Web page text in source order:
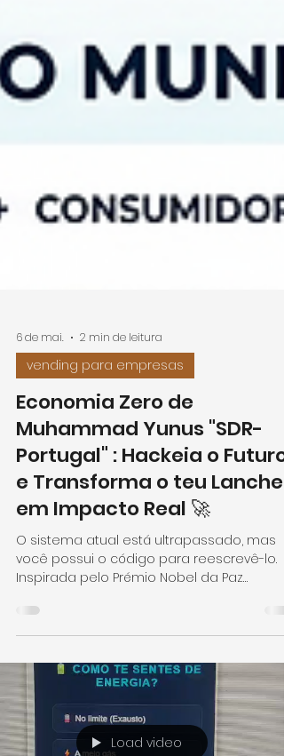
6 de mai. 2 min de leitura
vending para empresas
Economia Zero de
Muhammad Yunus "SDR-
Portugal" : Hackeia o Futuro
e Transforma o teu Lanche
em Impacto Real 🚀
O sistema atual está ultrapassado, mas
Muhammad Yunus, a ActiveBlue não é
apenas uma operadora de vending; é um
membro ativo que facilita sua transição
para um estilo de vida consciente,
incorporando automaticamente um